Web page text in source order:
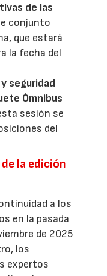
de las
conjunto
que estará
la fecha del
seguridad
Ómnibus
sesión se
del
la edición
a los
en la pasada
de 2025
los
expertos